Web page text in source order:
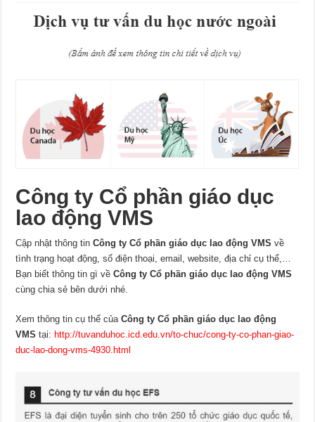
Công ty Cổ phần giáo dục
lao động VMS
Cập nhật thông tinCông ty Cổ phần giáo dục lao động VMS về
tình trạng hoạt động, số điện thoại, email, website, địa chỉ cụ thể,…
Bạn biết thông tin gì vềCông ty Cổ phần giáo dục lao động VMS
cùng chia sẻ bên dưới nhé.
Xem thông tin cụ thể củaCông ty Cổ phần giáo dục lao động
VMS tại: http://tuvanduhoc.icd.edu.vn/to-chuc/cong-ty-co-phan-giao-
duc-lao-dong-vms-4930.html